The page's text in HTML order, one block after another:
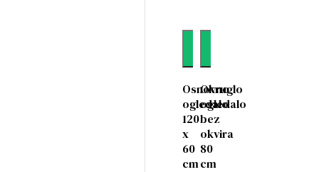
Osnovno
ogledalo
120
x
60
cm
Okruglo
ogledalo
bez
okvira
80
cm